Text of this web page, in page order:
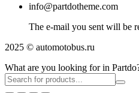
info@partdotheme.com
The e-mail you sent will be
2025 © automotobus.ru
What are you looking for in